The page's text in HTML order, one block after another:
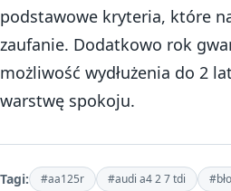
podstawowe kryteria, które
zaufanie. Dodatkowo rok
możliwość wydłużenia do 2
warstwę spokoju.
Tagi: #aa125r #audi a4 2 7 tdi